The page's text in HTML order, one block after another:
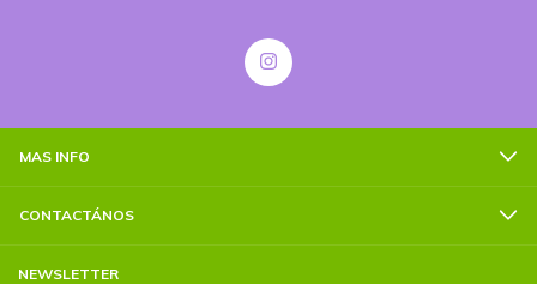
MAS INFO
CONTACTÁNOS
NEWSLETTER